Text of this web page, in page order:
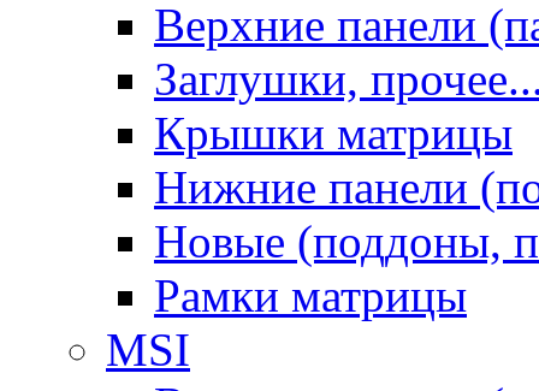
Верхние панели
Заглушки,
Крышки матрицы
Нижние панели
Новые (поддоны,
Рамки матрицы
MSI